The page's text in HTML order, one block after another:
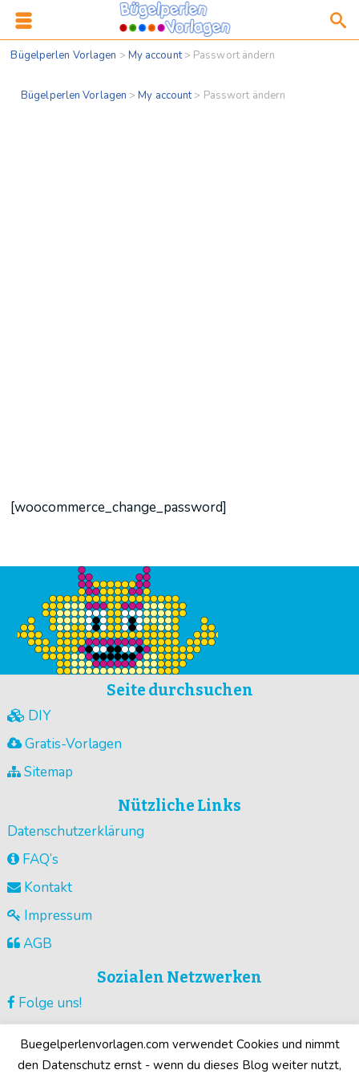
Bügelperlen Vorlagen > My account> Passwort ändern
Bügelperlen Vorlagen >My account> Passwort ändern
[woocommerce_change_password]
Seite durchsuchen
DIY
Gratis-Vorlagen
Sitemap
Nützliche Links
Datenschutzerklärung
FAQ’s
Kontakt
Impressum
AGB
Sozialen Netzwerken
Folge uns!
Guck unsere Videos !
Buegelperlenvorlagen.com verwendet Cookies und nimmt
den Datenschutz ernst - wenn du dieses Blog weiter nutzt,